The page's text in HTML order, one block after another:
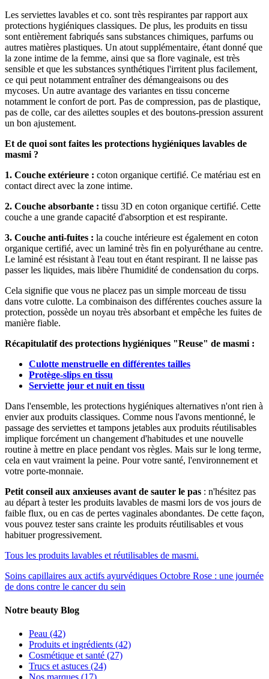
Les serviettes lavables et co. sont très respirantes par rapport aux
protections hygiéniques classiques. De plus, les produits en tissu
sont entièrement fabriqués sans substances chimiques, parfums ou
autres matières plastiques. Un atout supplémentaire, étant donné que
la zone intime de la femme, ainsi que sa flore vaginale, est très
sensible et que les substances synthétiques l'irritent plus facilement,
ce qui peut notamment entraîner des démangeaisons ou des
mycoses. Un autre avantage des variantes en tissu concerne
notamment le confort de port. Pas de compression, pas de plastique,
pas de colle, car des ailettes souples et des boutons-pression assurent
un bon ajustement.
Et de quoi sont faites les protections hygiéniques lavables de
masmi ?
1. Couche extérieure : coton organique certifié. Ce matériau est en
contact direct avec la zone intime.
2. Couche absorbante : tissu 3D en coton organique certifié. Cette
couche a une grande capacité d'absorption et est respirante.
3. Couche anti-fuites : la couche intérieure est également en coton
organique certifié, avec un laminé très fin en polyuréthane au centre.
Le laminé est résistant à l'eau tout en étant respirant. Il ne laisse pas
passer les liquides, mais libère l'humidité de condensation du corps.
Cela signifie que vous ne placez pas un simple morceau de tissu
dans votre culotte. La combinaison des différentes couches assure la
protection, possède un noyau très absorbant et empêche les fuites de
manière fiable.
Récapitulatif des protections hygiéniques "Reuse" de masmi :
Culotte menstruelle en différentes tailles
Protège-slips en tissu
Serviette jour et nuit en tissu
Dans l'ensemble, les protections hygiéniques alternatives n'ont rien à
envier aux produits classiques. Comme nous l'avons mentionné, le
passage des serviettes et tampons jetables aux produits réutilisables
implique forcément un changement d'habitudes et une nouvelle
routine à mettre en place pendant vos règles. Mais sur le long terme,
cela en vaut vraiment la peine. Pour votre santé, l'environnement et
votre porte-monnaie.
Petit conseil aux anxieuses avant de sauter le pas : n'hésitez pas
au départ à tester les produits lavables de masmi lors de vos jours de
faible flux, ou en cas de pertes vaginales abondantes. De cette façon,
vous pouvez tester sans crainte les produits réutilisables et vous
habituer progressivement.
Tous les produits lavables et réutilisables de masmi.
Soins capillaires aux actifs ayurvédiques Octobre Rose : une journée
de dons contre le cancer du sein
Notre beauty Blog
Peau (42)
Produits et ingrédients (42)
Cosmétique et santé (27)
Trucs et astuces (24)